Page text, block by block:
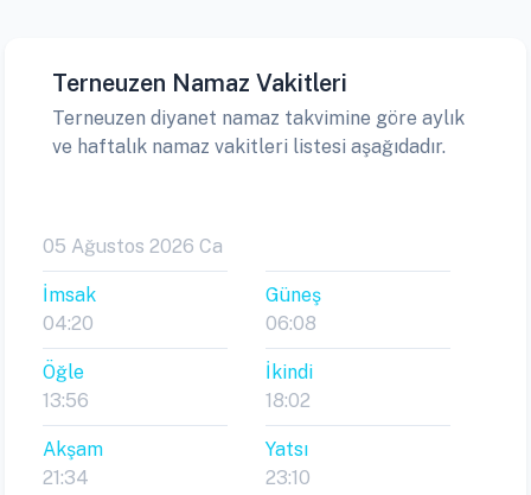
Terneuzen Namaz Vakitleri
Terneuzen diyanet namaz takvimine göre aylık
ve haftalık namaz vakitleri listesi aşağıdadır.
05 Ağustos 2026 Ca
İmsak
04:20
Güneş
06:08
Öğle
13:56
İkindi
18:02
Akşam
21:34
Yatsı
23:10